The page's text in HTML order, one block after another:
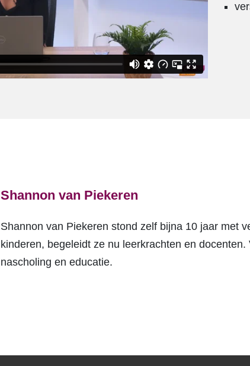
Shannon van Piekeren
Shannon van Piekeren stond zelf bijna 10 jaar met
kinderen, begeleidt ze nu leerkrachten en
nascholing en educatie.